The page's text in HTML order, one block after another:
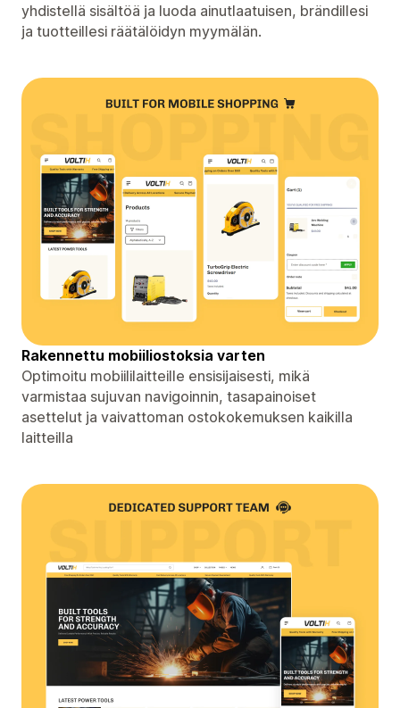
yhdistellä sisältöä ja luoda ainutlaatuisen, brändillesi
ja tuotteillesi räätälöidyn myymälän.
Rakennettu mobiiliostoksia varten
Optimoitu mobiililaitteille ensisijaisesti, mikä
varmistaa sujuvan navigoinnin, tasapainoiset
asettelut ja vaivattoman ostokokemuksen kaikilla
laitteilla